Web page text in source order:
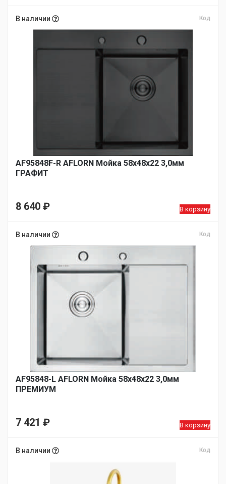
составляла
927 ₽.
цена:
990 ₽.
В наличии Код
AF95848F-R AFLORN Мойка 58х48х22 3,0мм
ГРАФИТ
8 640 ₽ В корзину
В наличии Код
AF95848-L AFLORN Мойка 58х48х22 3,0мм
ПРЕМИУМ
7 421 ₽ В корзину
В наличии Код